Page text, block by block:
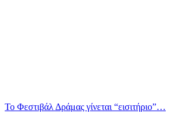
Το Φεστιβάλ Δράμας γίνεται “εισιτήριο”…